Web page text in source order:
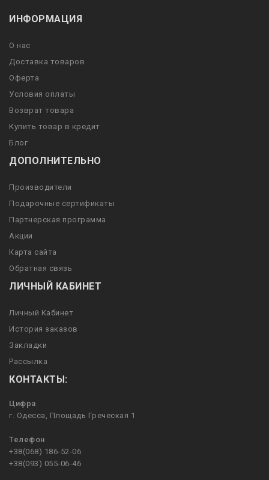
ИНФОРМАЦИЯ
О нас
Доставка товаров
Оферта
Условия оплаты
Возврат товара
Купить товар в кредит
Блог
ДОПОЛНИТЕЛЬНО
Производители
Подарочные сертификаты
Партнерская программа
Акции
Карта сайта
Обратная связь
ЛИЧНЫЙ КАБИНЕТ
Личный Кабинет
История заказов
Закладки
Рассылка
КОНТАКТЫ:
Цифра
г. Одесса, Площадь Греческая 1
Телефон
+38(068) 186-52-06
+38(093) 055-06-46